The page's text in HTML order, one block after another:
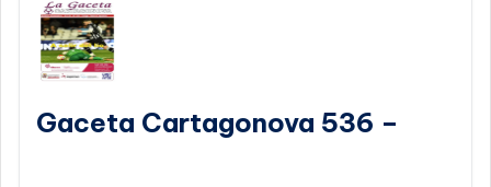
Gaceta Cartagonova 536 –